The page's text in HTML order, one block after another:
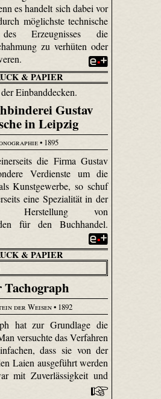
es handelt sich dabei vor
möglichste technische
Erzeugnisses die
zu verhüten oder
& PAPIER
Gustav
in Leipzig
• 1895
die Firma Gustav
Verdienste um die
Kunstgewerbe, so schuf
eine Spezialität in der
Herstellung von
für den Buchhandel.
& PAPIER
Tachograph
der Weisen• 1892
hat zur Grundlage die
versuchte das Verfahren
dass sie von der
Laien ausgeführt werden
mit Zuverlässigkeit und